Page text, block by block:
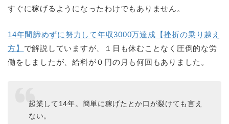
すぐに稼げるようになったわけでもありません。
14年間諦めずに努力して年収3000万達成【挫折の乗り越え
方】 で解説していますが、１日も休むことなく圧倒的な労
働をしましたが、給料が０円の月も何回もありました。
起業して14年。簡単に稼げたとか口が裂けても言え
ない。